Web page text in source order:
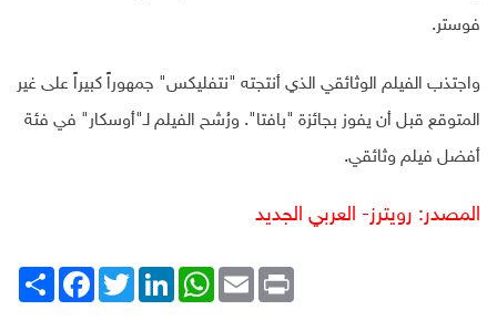
فوستر.
واجتذب الفيلم الوثائقي الذي أنتجته "نتفليكس" جمهوراً كبيراً على غير
المتوقع قبل أن يفوز بجائزة "بافتا". ورُشح الفيلم لـ"أوسكار" في فئة
أفضل فيلم وثائقي.
المصدر: رويترز- العربي الجديد
انشر
FacebookTwitterLinkedIn
WhatsAppEmail Print